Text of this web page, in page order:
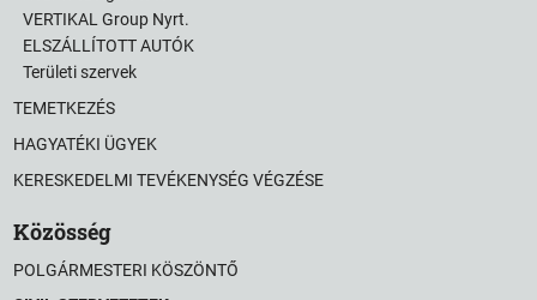
VERTIKAL Group Nyrt.
ELSZÁLLÍTOTT AUTÓK
Területi szervek
TEMETKEZÉS
HAGYATÉKI ÜGYEK
KERESKEDELMI TEVÉKENYSÉG VÉGZÉSE
Közösség
POLGÁRMESTERI KÖSZÖNTŐ